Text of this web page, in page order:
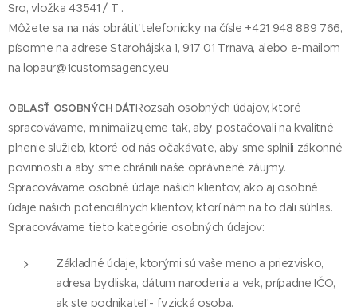
Sro, vložka 43541 / T .
Môžete sa na nás obrátiť telefonicky na čísle +421 948 889 766,
písomne na adrese Starohájska 1, 917 01 Trnava, alebo e-mailom
na lopaur@1customsagency.eu
OBLASŤ OSOBNÝCH DÁTRozsah osobných údajov, ktoré
spracovávame, minimalizujeme tak, aby postačovali na kvalitné
plnenie služieb, ktoré od nás očakávate, aby sme splnili zákonné
povinnosti a aby sme chránili naše oprávnené záujmy.
Spracovávame osobné údaje našich klientov, ako aj osobné
údaje našich potenciálnych klientov, ktorí nám na to dali súhlas.
Spracovávame tieto kategórie osobných údajov:
Základné údaje, ktorými sú vaše meno a priezvisko,
adresa bydliska, dátum narodenia a vek, prípadne IČO,
ak ste podnikateľ - fyzická osoba.